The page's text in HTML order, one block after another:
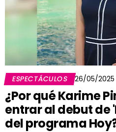
ESPECTÁCULOS 26/05/2025
¿Por qué Karime
entrar al debut de
del programa